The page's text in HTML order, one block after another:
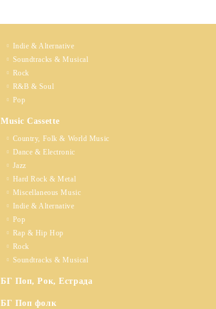
Indie & Alternative
Soundtracks & Musical
Rock
R&B & Soul
Pop
Music Cassette
Country, Folk & World Music
Dance & Electronic
Jazz
Hard Rock & Metal
Miscellaneous Music
Indie & Alternative
Pop
Rap & Hip Hop
Rock
Soundtracks & Musical
БГ Поп, Рок, Естрада
БГ Поп фолк